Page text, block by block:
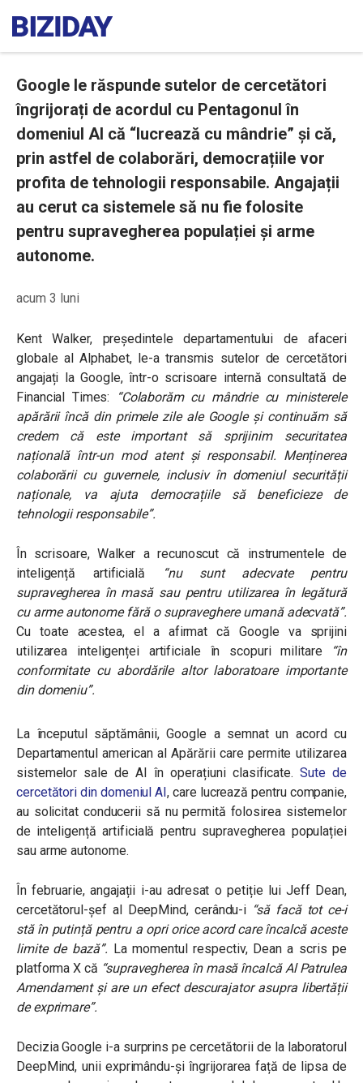
Google le răspunde sutelor de cercetători
îngrijorați de acordul cu Pentagonul în
domeniul AI că “lucrează cu mândrie” și că,
prin astfel de colaborări, democrațiile vor
profita de tehnologii responsabile. Angajații
au cerut ca sistemele să nu fie folosite
pentru supravegherea populației și arme
autonome.
acum 3 luni
Kent Walker, președintele departamentului de afaceri
globale al Alphabet, le-a transmis sutelor de cercetători
angajați la Google, într-o scrisoare internă consultată de
Financial Times: “Colaborăm cu mândrie cu ministerele
apărării încă din primele zile ale Google și continuăm să
credem că este important să sprijinim securitatea
națională într-un mod atent și responsabil. Menținerea
colaborării cu guvernele, inclusiv în domeniul securității
naționale, va ajuta democrațiile să beneficieze de
tehnologii responsabile”.
În scrisoare, Walker a recunoscut că instrumentele de
inteligență artificială
“nu sunt adecvate pentru
supravegherea în masă sau pentru utilizarea în legătură
cu arme autonome fără o supraveghere umană adecvată”.
Cu toate acestea, el a afirmat că Google va sprijini
utilizarea inteligenței artificiale în scopuri militare
“în
conformitate cu abordările altor laboratoare importante
din domeniu”.
La începutul săptămânii, Google a semnat un acord cu
Departamentul american al Apărării care permite utilizarea
sistemelor sale de AI în operațiuni clasificate.Sute de
cercetători din domeniul AI, care lucrează pentru companie,
au solicitat conducerii să nu permită folosirea sistemelor
de inteligență artificială pentru supravegherea populației
sau arme autonome.
În februarie, angajații i-au adresat o petiție lui Jeff Dean,
cercetătorul-șef al DeepMind, cerându-i “să facă tot ce-i
stă în putință pentru a opri orice acord care încalcă aceste
limite de bază”. La momentul respectiv, Dean a scris pe
platforma X că “supravegherea în masă încalcă Al Patrulea
Amendament și are un efect descurajator asupra libertății
de exprimare”.
Decizia Google i-a surprins pe cercetătorii de la laboratorul
DeepMind, unii exprimându-și îngrijorarea față de lipsa de